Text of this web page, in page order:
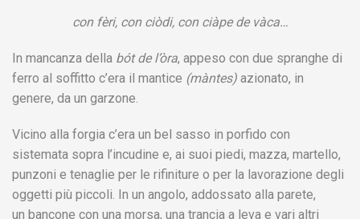
con fèri, con ciòdi, con ciàpe de vàca…
In mancanza della bót de l’òra, appeso con due spranghe di
ferro al soffitto c’era il mantice (màntes) azionato, in
genere, da un garzone.
Vicino alla forgia c’era un bel sasso in porfido con
sistemata sopra l’incudine e, ai suoi piedi, mazza, martello,
punzoni e tenaglie per le rifiniture o per la lavorazione degli
oggetti più piccoli. In un angolo, addossato alla parete,
un bancone con una morsa, una trancia a leva e vari altri